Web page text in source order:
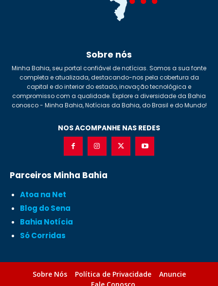
Sobre nós
Minha Bahia, seu portal confiável de notícias. Somos a sua fonte
completa e atualizada, destacando-nos pela cobertura da
capital e do interior do estado, inovação tecnológica e
compromisso com a qualidade. Explore a diversidade da Bahia
conosco - Minha Bahia, Notícias da Bahia, do Brasil e do Mundo!
NOS ACOMPANHE NAS REDES
Parceiros Minha Bahia
Atoa na Net
Blog do Sena
Bahia Notícia
Só Corridas
Sobre Nós Política de Privacidade
Anuncie